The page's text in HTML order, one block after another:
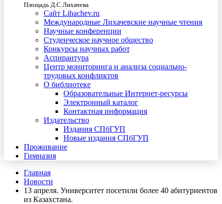
Площадь Д.С.Лихачева
Сайт Lihachev.ru
Международные Лихачевские научные чтения
Научные конференции
Студенческое научное общество
Конкурсы научных работ
Аспирантура
Центр мониторинга и анализа социально-
трудовых конфликтов
О библиотеке
Образовательные Интернет-ресурсы
Электронный каталог
Контактная информация
Издательство
Издания СПбГУП
Новые издания СПбГУП
Проживание
Гимназия
Главная
Новости
13 апреля. Университет посетили более 40 абитуриентов
из Казахстана.